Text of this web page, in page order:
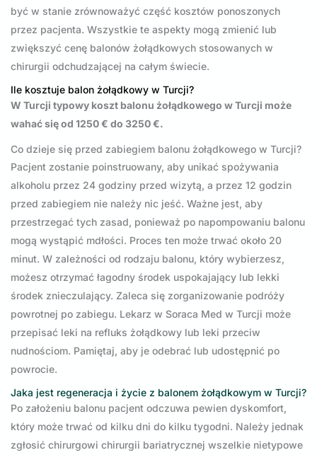
być w stanie zrównoważyć część kosztów ponoszonych
przez pacjenta. Wszystkie te aspekty mogą zmienić lub
zwiększyć cenę balonów żołądkowych stosowanych w
chirurgii odchudzającej na całym świecie.
Ile kosztuje balon żołądkowy w Turcji?
W Turcji typowy koszt balonu żołądkowego w Turcji może
wahać się od 1250 € do 3250 €.
Co dzieje się przed zabiegiem balonu żołądkowego w Turcji?
Pacjent zostanie poinstruowany, aby unikać spożywania
alkoholu przez 24 godziny przed wizytą, a przez 12 godzin
przed zabiegiem nie należy nic jeść. Ważne jest, aby
przestrzegać tych zasad, ponieważ po napompowaniu balonu
mogą wystąpić mdłości. Proces ten może trwać około 20
minut. W zależności od rodzaju balonu, który wybierzesz,
możesz otrzymać łagodny środek uspokajający lub lekki
środek znieczulający. Zaleca się zorganizowanie podróży
powrotnej po zabiegu. Lekarz w Soraca Med w Turcji może
przepisać leki na refluks żołądkowy lub leki przeciw
nudnościom. Pamiętaj, aby je odebrać lub udostępnić po
powrocie.
Jaka jest regeneracja i życie z balonem żołądkowym w Turcji?
Po założeniu balonu pacjent odczuwa pewien dyskomfort,
który może trwać od kilku dni do kilku tygodni. Należy jednak
zgłosić chirurgowi chirurgii bariatrycznej wszelkie nietypowe